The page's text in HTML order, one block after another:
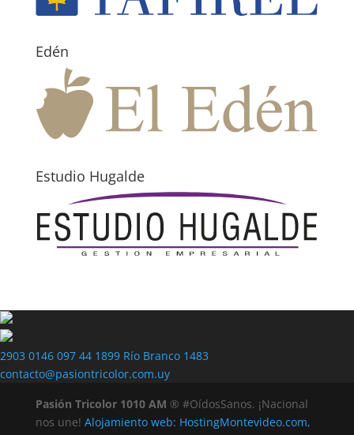
Edén
Estudio Hugalde
2903 0146 097 44 1899 Río Branco 1483
contacto@pasiontricolor.com.uy
Pasión Tricolor 1010 AM ® #OídosSanos. ¡Nacional
nos une! Alojamiento web: HostingMontevideo.com,